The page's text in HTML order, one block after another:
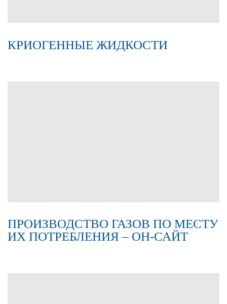
КРИОГЕННЫЕ ЖИДКОСТИ
ПРОИЗВОДСТВО ГАЗОВ ПО МЕСТУ
ИХ ПОТРЕБЛЕНИЯ – ОН-САЙТ